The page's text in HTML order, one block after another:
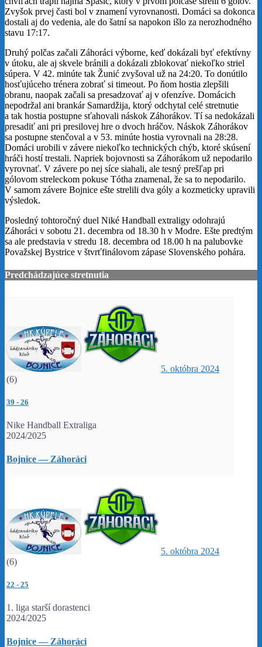
Zvyšok prvej časti bol v znamení vyrovnanosti. Domáci sa dokonca
dostali aj do vedenia, ale do šatní sa napokon išlo za nerozhodného
stavu 17:17.
Druhý polčas začali Záhoráci výborne, keď dokázali byť efektívny
v útoku, ale aj skvele bránili a dokázali zblokovať niekoľko striel
súpera. V 42. minúte tak Žunić zvyšoval už na 24:20. To donútilo
hosťujúceho trénera zobrať si timeout. Po ňom hostia zlepšili
obranu, naopak začali sa presadzovať aj v ofenzíve. Domácich
nepodržal ani brankár Samardžija, ktorý odchytal celé stretnutie
a tak hostia postupne sťahovali náskok Záhorákov. Tí sa nedokázali
presadiť ani pri presilovej hre o dvoch hráčov. Náskok Záhorákov
sa postupne stenčoval a v 53. minúte hostia vyrovnali na 28:28.
Domáci urobili v závere niekoľko technických chýb, ktoré skúsení
hráči hostí trestali. Napriek bojovnosti sa Záhorákom už nepodarilo
vyrovnať. V závere po nej síce siahali, ale tesný prešľap pri
gólovom streleckom pokuse Tótha znamenal, že sa to nepodarilo.
V samom závere Bojnice ešte strelili dva góly a kozmeticky upravili
výsledok.
Posledný tohtoročný duel Niké Handball extraligy odohrajú
Záhoráci v sobotu 21. decembra od 18.30 h v Modre. Ešte predtým
sa ale predstavia v stredu 18. decembra od 18.00 h na palubovke
Považskej Bystrice v štvrťfinálovom zápase Slovenského pohára.
Predchádzajúce stretnutia
5. októbra 2024
(6)
39 - 26
Nike Handball Extraliga
2024/2025
Bojnice — Záhoráci
5. októbra 2024
(6)
22 - 25
1. liga starší dorastenci
2024/2025
Bojnice — Záhoráci